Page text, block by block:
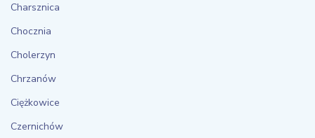
Charsznica
Chocznia
Cholerzyn
Chrzanów
Ciężkowice
Czernichów